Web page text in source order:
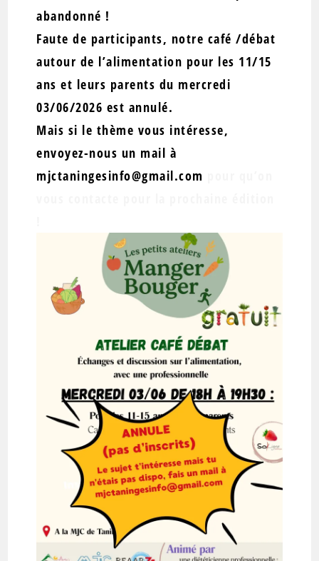
abandonné !
Faute de participants, notre café /débat
autour de l’alimentation pour les 11/15
ans et leurs parents du mercredi
03/06/2026 est annulé.
Mais si le thème vous intéresse,
envoyez-nous un mail à
mjctaningesinfo@gmail.com